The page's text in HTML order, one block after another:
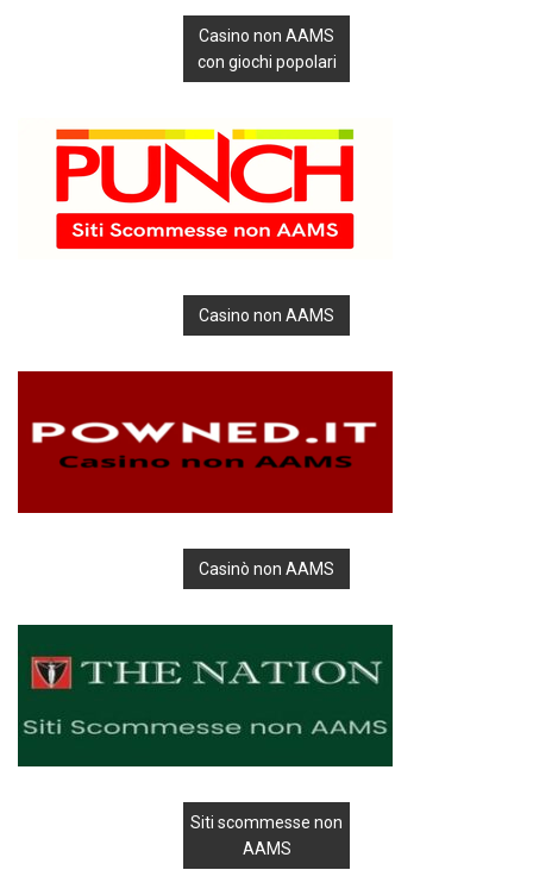
Casino non AAMS
con giochi popolari
Casino non AAMS
Casinò non AAMS
Siti scommesse non
AAMS